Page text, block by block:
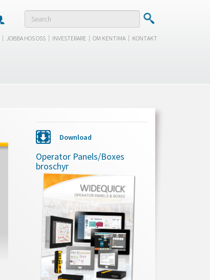
| JOBBA HOS OSS | INVESTERARE | OM KENTIMA | KONTAKT
Download
Operator Panels/Boxes
broschyr